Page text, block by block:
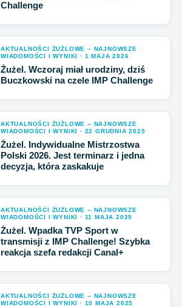
Challenge
AKTUALNOŚCI ŻUŻLOWE – NAJNOWSZE
WIADOMOŚCI I WYNIKI · 1 MAJA 2026
Żużel. Wczoraj miał urodziny, dziś
Buczkowski na czele IMP Challenge
AKTUALNOŚCI ŻUŻLOWE – NAJNOWSZE
WIADOMOŚCI I WYNIKI · 22 GRUDNIA 2025
Żużel. Indywidualne Mistrzostwa
Polski 2026. Jest terminarz i jedna
decyzja, która zaskakuje
AKTUALNOŚCI ŻUŻLOWE – NAJNOWSZE
WIADOMOŚCI I WYNIKI · 11 MAJA 2025
Żużel. Wpadka TVP Sport w
transmisji z IMP Challenge! Szybka
reakcja szefa redakcji Canal+
AKTUALNOŚCI ŻUŻLOWE – NAJNOWSZE
WIADOMOŚCI I WYNIKI · 10 MAJA 2025